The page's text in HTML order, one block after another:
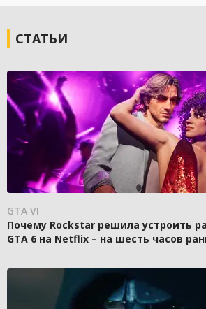
СТАТЬИ
GTA VI
Почему Rockstar решила устроить
GTA 6 на Netflix – на шесть часов